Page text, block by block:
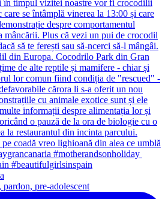
pre-adolescent